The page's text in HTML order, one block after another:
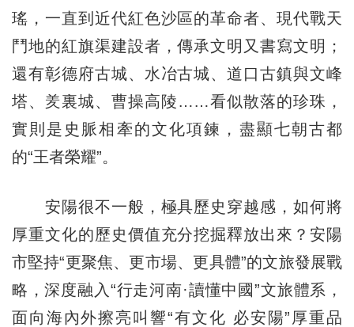
瑤，一直到近代紅色沙區的革命者、現代戰天
鬥地的紅旗渠建設者，傳承文明又書寫文明；
還有彰德府古城、水冶古城、道口古鎮與文峰
塔、羑裏城、曹操高陵……看似散落的珍珠，
實則是史脈相牽的文化項鍊，盡顯七朝古都
的“王者榮耀”。
安陽很不一般，極具歷史穿越感，如何將
厚重文化的歷史價值充分挖掘釋放出來？安陽
市堅持“更聚焦、更市場、更具體”的文旅發展戰
略，深度融入“行走河南·讀懂中國”文旅體系，
面向海內外擦亮叫響“有文化 必安陽”厚重品